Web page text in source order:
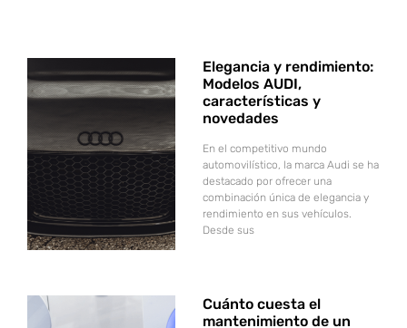
Elegancia y rendimiento:
Modelos AUDI,
características y
novedades
En el competitivo mundo
automovilístico, la marca Audi se ha
destacado por ofrecer una
combinación única de elegancia y
rendimiento en sus vehículos.
Desde sus
Cuánto cuesta el
mantenimiento de un